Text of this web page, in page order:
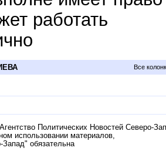
работать
Все
Политических Новостей Северо-
использовании материалов,
обязательна